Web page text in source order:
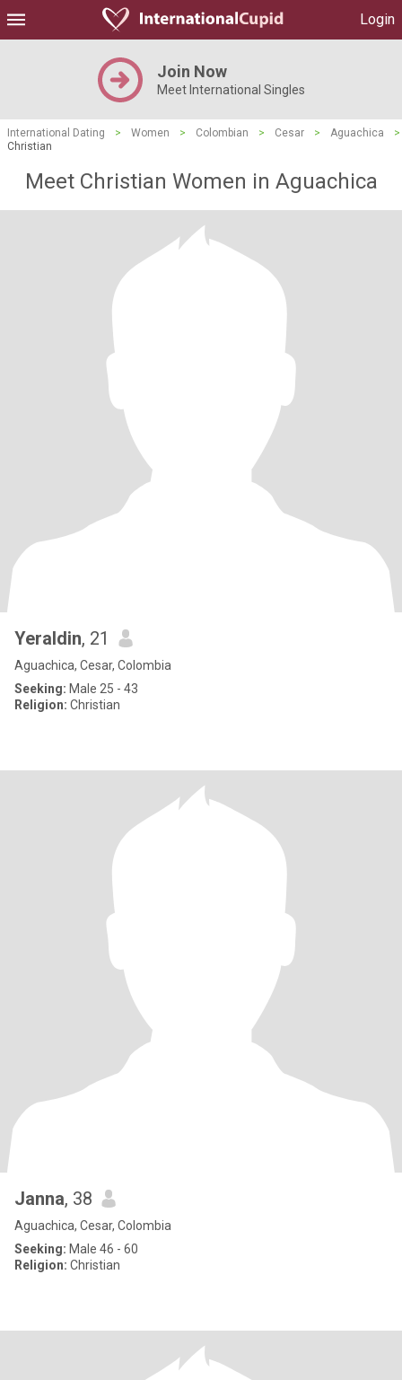
Login
Join Now
Meet International Singles
International Dating > Women > Colombian > Cesar > Aguachica
>
Christian
Meet Christian Women in Aguachica
Yeraldin, 21
Aguachica, Cesar, Colombia
Seeking: Male 25 - 43
Religion: Christian
Janna, 38
Aguachica, Cesar, Colombia
Seeking: Male 46 - 60
Religion: Christian